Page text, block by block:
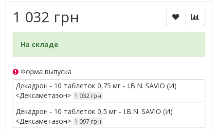
1 032 грн
На складе
Форма выпуска
Декадрон - 10 таблеток 0,75 мг - I.B.N. SAVIO (И)
<Дексаметазон> 1 032 грн
Декадрон - 10 таблеток 0,5 мг - I.B.N. SAVIO (И)
<Дексаметазон> 1 097 грн